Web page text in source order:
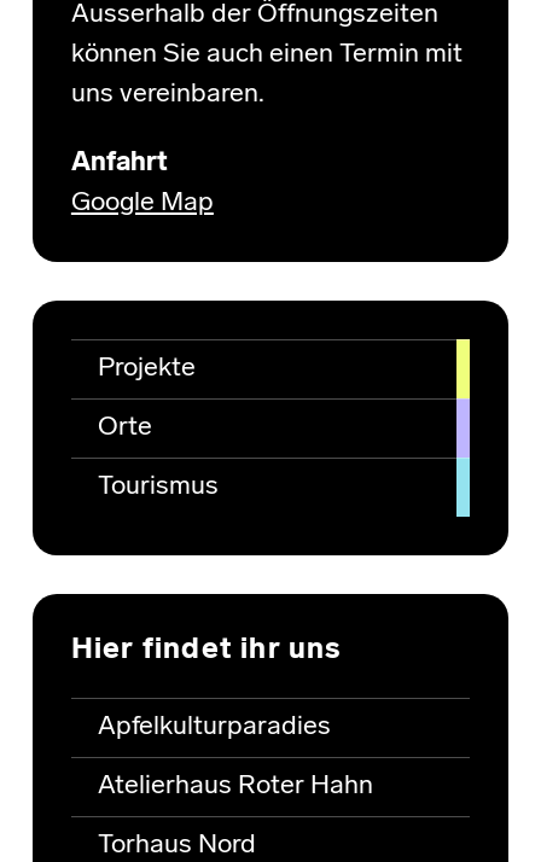
Ausserhalb der Öffnungszeiten
können Sie auch einen Termin mit
uns vereinbaren.
Anfahrt
Google Map
Projekte
Orte
Tourismus
Hier findet ihr uns
Apfelkulturparadies
Atelierhaus Roter Hahn
Torhaus Nord